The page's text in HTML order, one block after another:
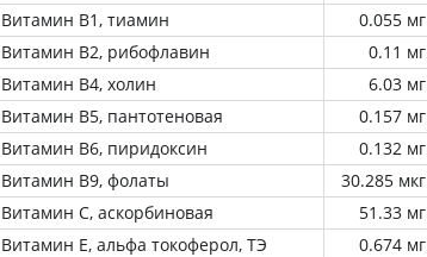
Витамин В1, тиамин
0.055 мг
Витамин В2, рибофлавин
0.11 мг
Витамин В4, холин
6.03 мг
Витамин В5, пантотеновая
0.157 мг
Витамин В6, пиридоксин
0.132 мг
Витамин В9, фолаты
30.285 мкг
Витамин C, аскорбиновая
51.33 мг
Витамин Е, альфа токоферол, ТЭ
0.674 мг